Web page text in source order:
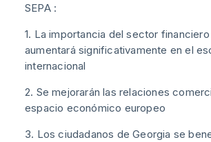
SEPA :
1. La importancia del sector
aumentará significativamente en el
internacional
2. Se mejorarán las relaciones
espacio económico europeo
3. Los ciudadanos de Georgia se